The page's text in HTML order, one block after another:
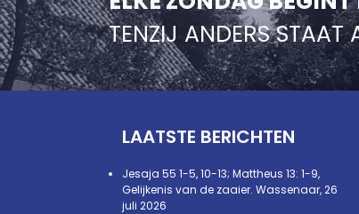
TENZIJ ANDERS STAAT
LAATSTE BERICHTEN
Jesaja 55 1-5, 10-13; Mattheus 13: 1-9,
Gelijkenis van de zaaier. Wassenaar, 26
juli 2026